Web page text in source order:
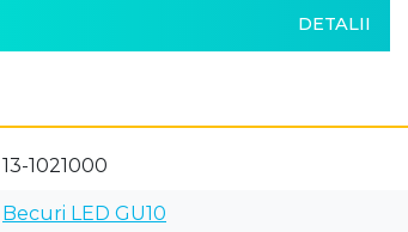
DETALII
13-1021000
Becuri LED GU10